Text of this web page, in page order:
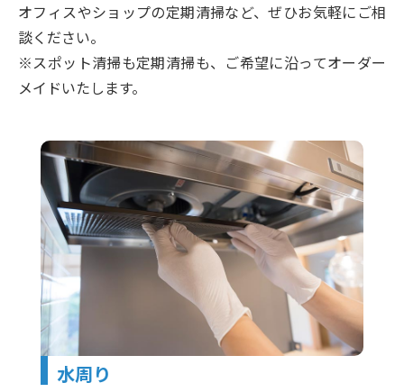
オフィスやショップの定期清掃など、ぜひお気軽にご相
談ください。
※スポット清掃も定期清掃も、ご希望に沿ってオーダー
メイドいたします。
水周り